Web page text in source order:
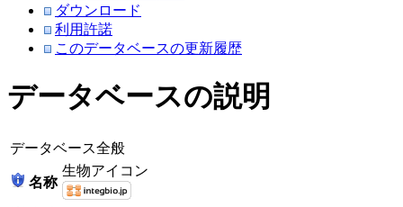
ダウンロード
利用許諾
このデータベースの更新履歴
データベースの説明
データベース全般
名称
生物アイコン